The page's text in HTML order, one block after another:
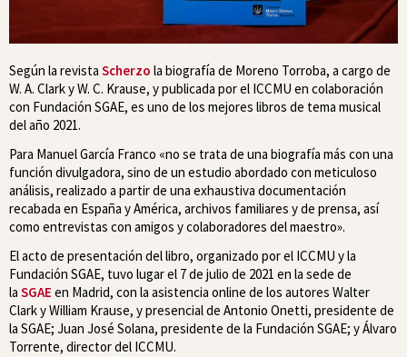
Según la revista Scherzo la biografía de Moreno Torroba, a cargo de
W. A. Clark y W. C. Krause, y publicada por el ICCMU en colaboración
con Fundación SGAE, es uno de los mejores libros de tema musical
del año 2021.
Para Manuel García Franco «no se trata de una biografía más con una
función divulgadora, sino de un estudio abordado con meticuloso
análisis, realizado a partir de una exhaustiva documentación
recabada en España y América, archivos familiares y de prensa, así
como entrevistas con amigos y colaboradores del maestro».
El acto de presentación del libro, organizado por el ICCMU y la
Fundación SGAE, tuvo lugar el 7 de julio de 2021 en la sede de
la SGAE en Madrid, con la asistencia online de los autores Walter
Clark y William Krause, y presencial de Antonio Onetti, presidente de
la SGAE; Juan José Solana, presidente de la Fundación SGAE; y Álvaro
Torrente, director del ICCMU.